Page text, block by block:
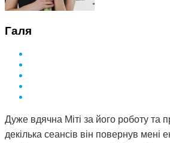
Галя
Дуже вдячна Міті за його роботу та
декілька сеансів він повернув мені